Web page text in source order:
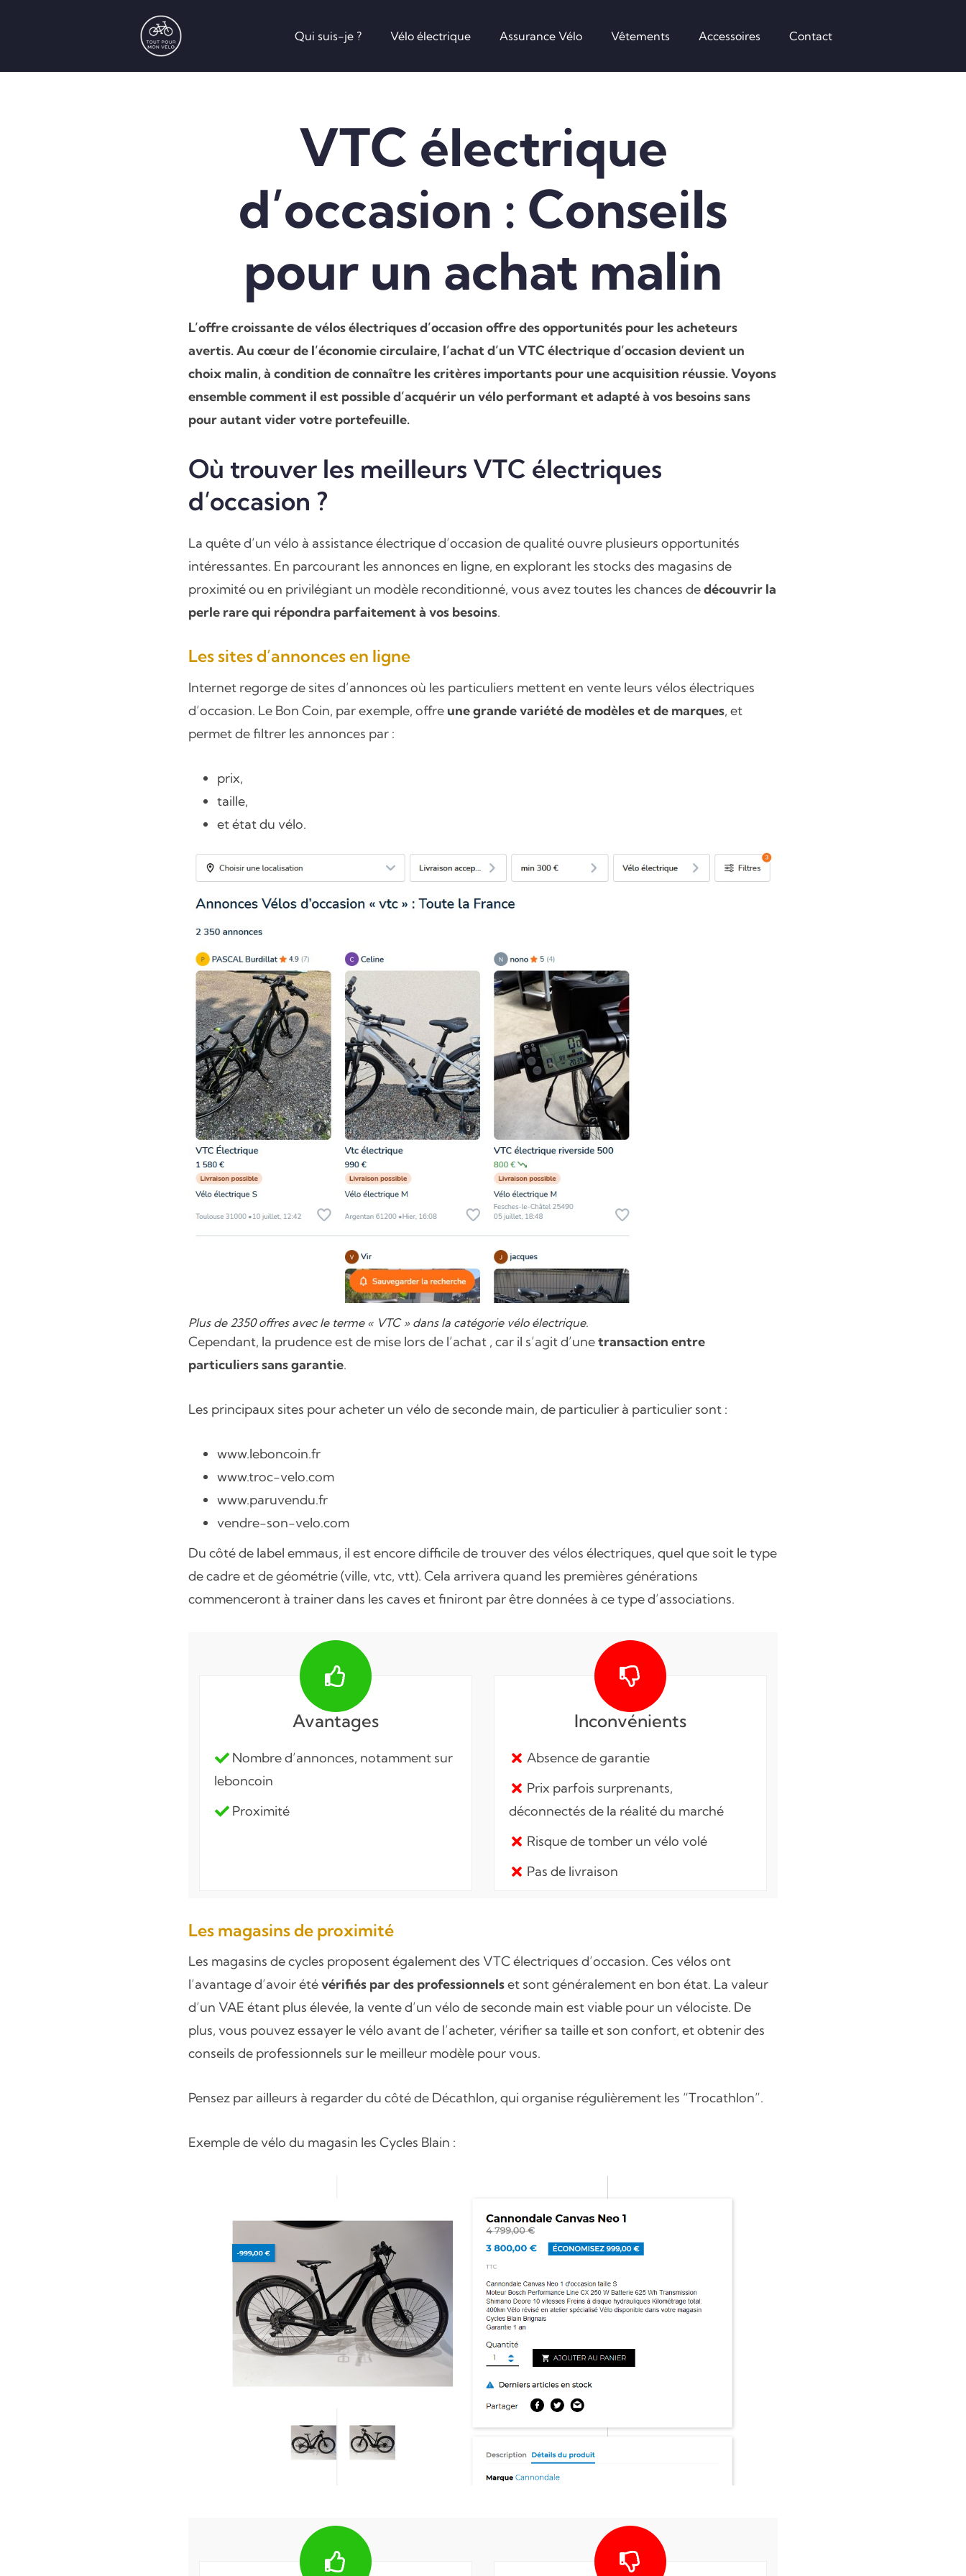
Qui suis-je ? Vélo électrique Assurance Vélo Vêtements Accessoires Contact
VTC électrique
d’occasion : Conseils
pour un achat malin
L’offre croissante de vélos électriques d’occasion offre des opportunités pour les acheteurs
avertis. Au cœur de l’économie circulaire, l’achat d’un VTC électrique d’occasion devient un
choix malin, à condition de connaître les critères importants pour une acquisition réussie. Voyons
ensemble comment il est possible d’acquérir un vélo performant et adapté à vos besoins sans
pour autant vider votre portefeuille.
Où trouver les meilleurs VTC électriques
d’occasion ?
La quête d’un vélo à assistance électrique d’occasion de qualité ouvre plusieurs opportunités
intéressantes. En parcourant les annonces en ligne, en explorant les stocks des magasins de
proximité ou en privilégiant un modèle reconditionné, vous avez toutes les chances dedécouvrir la
perle rare qui répondra parfaitement à vos besoins.
Les sites d’annonces en ligne
Internet regorge de sites d’annonces où les particuliers mettent en vente leurs vélos électriques
d’occasion. Le Bon Coin, par exemple, offre une grande variété de modèles et de marques, et
permet de filtrer les annonces par :
prix,
taille,
et état du vélo.
Plus de 2350 offres avec le terme « VTC » dans la catégorie vélo électrique.
Cependant, la prudence est de mise lors de l’achat , car il s’agit d’unetransaction entre
particuliers sans garantie.
Les principaux sites pour acheter un vélo de seconde main, de particulier à particulier sont :
www.leboncoin.fr
www.troc-velo.com
www.paruvendu.fr
vendre-son-velo.com
Du côté de label emmaus, il est encore difficile de trouver des vélos électriques, quel que soit le type
de cadre et de géométrie (ville, vtc, vtt). Cela arrivera quand les premières générations
commenceront à trainer dans les caves et finiront par être données à ce type d’associations.
Avantages
Nombre d’annonces, notamment sur
leboncoin
Proximité
Inconvénients
Absence de garantie
Prix parfois surprenants,
déconnectés de la réalité du marché
Risque de tomber un vélo volé
Pas de livraison
Les magasins de proximité
Les magasins de cycles proposent également des VTC électriques d’occasion. Ces vélos ont
l’avantage d’avoir étévérifiés par des professionnelset sont généralement en bon état. La valeur
d’un VAE étant plus élevée, la vente d’un vélo de seconde main est viable pour un vélociste. De
plus, vous pouvez essayer le vélo avant de l’acheter, vérifier sa taille et son confort, et obtenir des
conseils de professionnels sur le meilleur modèle pour vous.
Pensez par ailleurs à regarder du côté de Décathlon, qui organise régulièrement les “Trocathlon”.
Exemple de vélo du magasin les Cycles Blain :